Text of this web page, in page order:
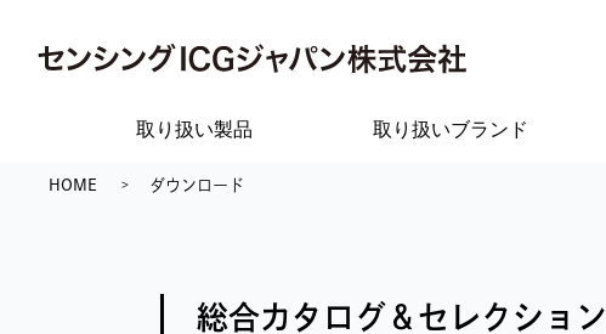
取り扱い製品 取り扱いブランド
HOME ダウンロード
総合カタログ＆セレクショ